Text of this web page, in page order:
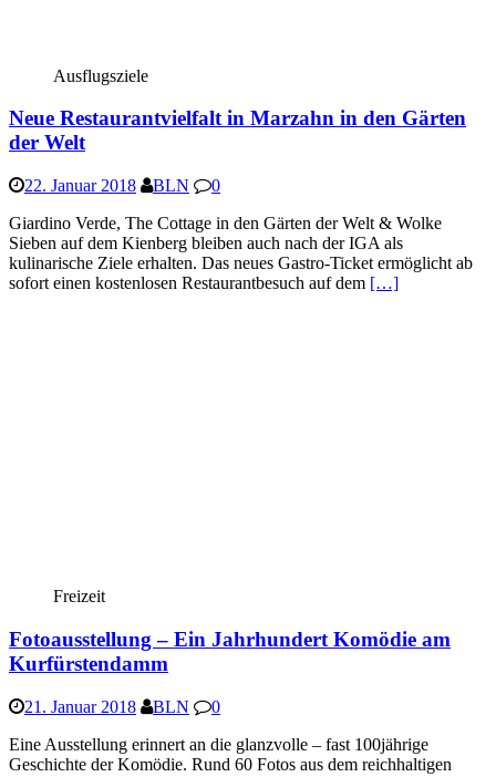
Ausflugsziele
Neue Restaurantvielfalt in Marzahn in den Gärten
der Welt
22. Januar 2018 BLN
0
Giardino Verde, The Cottage in den Gärten der Welt & Wolke
Sieben auf dem Kienberg bleiben auch nach der IGA als
kulinarische Ziele erhalten. Das neues Gastro-Ticket ermöglicht ab
sofort einen kostenlosen Restaurantbesuch auf dem […]
Freizeit
Fotoausstellung – Ein Jahrhundert Komödie am
Kurfürstendamm
21. Januar 2018 BLN
0
Eine Ausstellung erinnert an die glanzvolle – fast 100jährige
Geschichte der Komödie. Rund 60 Fotos aus dem reichhaltigen